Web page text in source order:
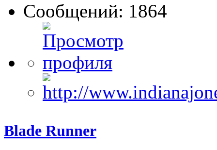
Сообщений: 1864
Blade Runner